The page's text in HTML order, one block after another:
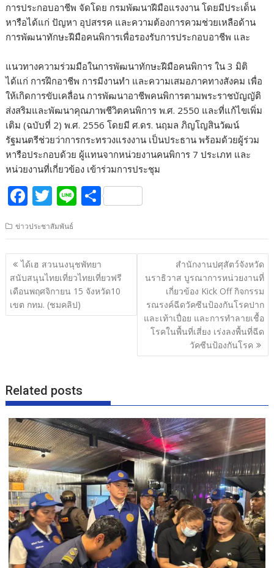
การประกอบอาชีพ จัดโดย กรมพัฒนาฝีมือแรงงาน โดยมีประเด็น
หารือได้แก่ ปัญหา อุปสรรค และความต้องการควมช่วยเหลือด้าน
การพัฒนาทักษะฝีมือคนพิการเพื่อรองรับการประกอบอาชีพ และ
แนวทางความร่วมมือในการพัฒนาทักษะฝีมือคนพิการ ใน 3 มิติ
ได้แก่ การฝึกอาชีพ การมีงานทำ และความเสมอภาคทางสังคม เพื่อ
ให้เกิดการขับเคลื่อน การพัฒนาอาชีพคนพิการตามพระราชบัญญัติ
ส่งสริมและพัฒนาคุณภาพชีวิตคนพิการ พ.ศ. 2550 และที่แก้ไขเพิ่ม
เติม (ฉบับที่ 2) พ.ศ. 2556 โดยมี ศ.ดร. นฤมล ภิญโญสินวัฒน์
รัฐมนตรีช่วยว่าการกระทรวงแรงงาน เป็นประธาน พร้อมด้วยผู้ร่วม
หารือประกอบด้วย ผู้แทนจากหน่วยงานคนพิการ 7 ประเภท และ
หน่วยงานที่เกี่ยวข้อง เข้าร่วมการประชุม
F
e
b
o
o
k
T
itt
er
Li
e
S
ar
e
ข่าวประชาสัมพันธ์
แนะแนว
เรื่อง
ได้เฮ สวนนงนุชพัทยา
สนับสนุนไทยเที่ยวไทยเที่ยวฟรี
เดือนพฤศจิกายน 15 จังหวัด10
เขต กทม. (ชมคลิป)
สำนักงานปศุสัตว์จังหวัด
นราธิวาส บูรณาการหน่วยงานที่
เกี่ยวข้อง Kick Off กิจกรรม
รณรงค์ฉีดวัคซีนป้องกันโรคปาก
และเท้าเปื่อย และการทำลายเชื้อ
โรคในพื้นที่เสี่ยง เร่งลงพื้นที่ฉีด
วัคซีนป้องกันโรค
Related posts